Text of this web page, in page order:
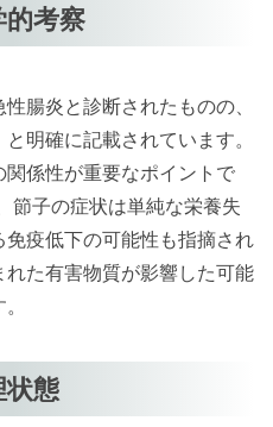
考察
腸炎と診断されたものの、
明確に記載されています。
係性が重要なポイントで
節子の症状は単純な栄養失
疫低下の可能性も指摘され
た有害物質が影響した可能
状態